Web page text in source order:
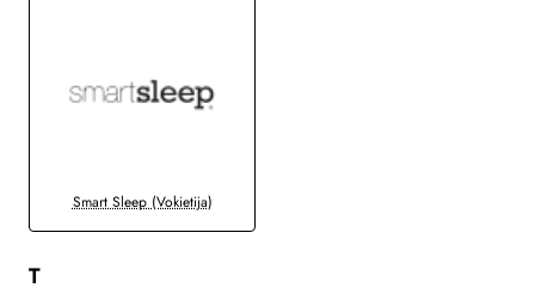
Smart Sleep (Vokietija)
T